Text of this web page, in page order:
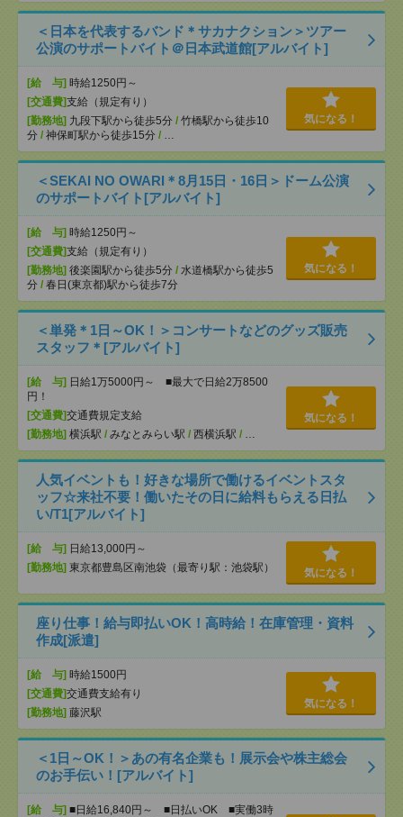
＜日本を代表するバンド＊サカナクション＞ツアー
公演のサポートバイト＠日本武道館[アルバイト]
[給 与] 時給1250円～
[交通費]支給（規定有り）
[勤務地] 九段下駅から徒歩5分 / 竹橋駅から徒歩10
分 / 神保町駅から徒歩15分 / …
気になる！
＜SEKAI NO OWARI＊8月15日・16日＞ドーム公演
のサポートバイト[アルバイト]
[給 与] 時給1250円～
[交通費]支給（規定有り）
[勤務地] 後楽園駅から徒歩5分 / 水道橋駅から徒歩5
分 / 春日(東京都)駅から徒歩7分
気になる！
＜単発＊1日～OK！＞コンサートなどのグッズ販売
スタッフ＊[アルバイト]
[給 与] 日給1万5000円～ ■最大で日給2万8500
円！
[交通費]交通費規定支給
[勤務地] 横浜駅 / みなとみらい駅 / 西横浜駅 / …
気になる！
人気イベントも！好きな場所で働けるイベントスタ
ッフ☆来社不要！働いたその日に給料もらえる日払
い/T1[アルバイト]
[給 与] 日給13,000円～
[勤務地] 東京都豊島区南池袋（最寄り駅：池袋駅） 気になる！
座り仕事！給与即払いOK！高時給！在庫管理・資料
作成[派遣]
[給 与] 時給1500円
[交通費]交通費支給有り
[勤務地] 藤沢駅
気になる！
＜1日～OK！＞あの有名企業も！展示会や株主総会
のお手伝い！[アルバイト]
[給 与] ■日給16,840円～ ■日払いOK ■実働3時